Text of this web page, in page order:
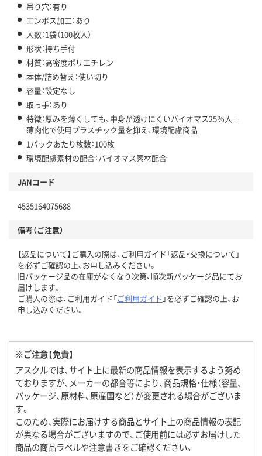
吊り穴：有り
エンボス加工：あり
入数：1袋（100枚入）
形状：持ち手付
材質：高密度ポリエチレン
本体/詰め替え：使い切り
容量：設定なし
取っ手：あり
特徴：厚みを薄くしても、中身が透けにくいバイオマス25％入＋
薄肉化で使用プラスチック量を抑え、環境配慮商品
1パックあたり枚数：100枚
環境配慮素材の配合：バイオマス素材配合
JANコード
4535164075688
備考（ご注意）
【返品について】ご購入の際は、ご利用ガイド「返品・交換について」
を必ずご確認の上、お申し込みください。
旧パッケージ品の在庫がなくなり次第、順次新パッケージ品にてお
届けします。
ご購入の際は、ご利用ガイド「ご利用ガイド 」を必ずご確認の上、お
申し込みください。
※ご注意【免責】
アスクルでは、サイト上に最新の商品情報を表示するよう努め
ておりますが、メーカーの都合等により、商品規格・仕様（容量、
パッケージ、原材料、原産国など）が変更される場合がございま
す。
このため、実際にお届けする商品とサイト上の商品情報の表記
が異なる場合がございますので、ご使用前には必ずお届けした
商品の商品ラベルや注意書きをご確認ください。